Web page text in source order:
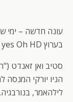
עונה חדשה – ימי שבת ב- 22:20
בערוץ yes Oh HD וב– yes VOD
סטיב ואן זאנדט
הניו יורקי
לילהאמר, בנורבגיה.